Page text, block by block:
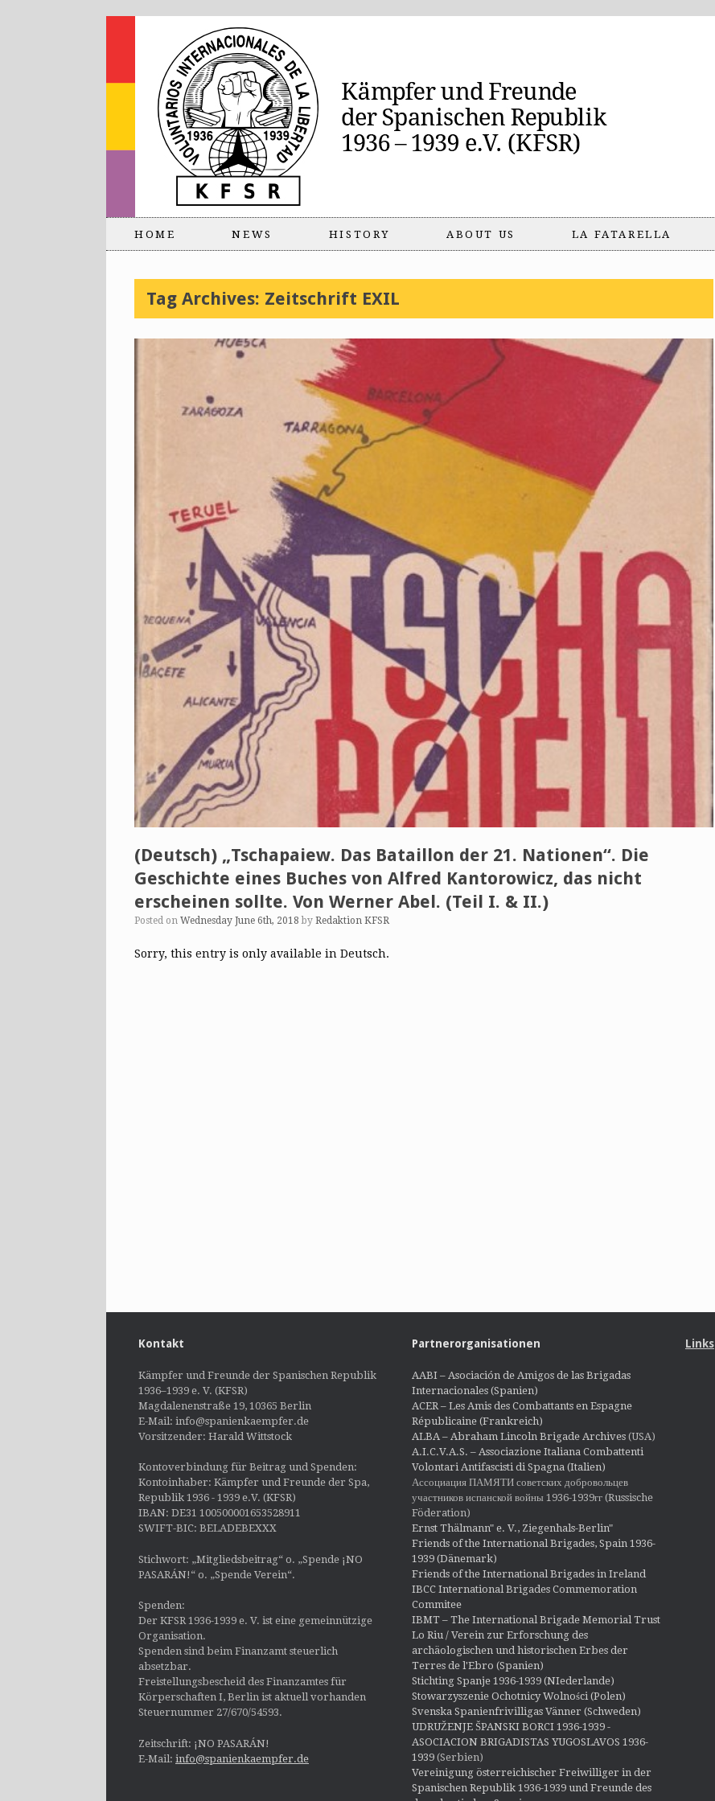
HOME NEWS HISTORY ABOUT US LA FATARELLA
Tag Archives: Zeitschrift EXIL
(Deutsch) „Tschapaiew. Das Bataillon der 21. Nationen“. Die
Geschichte eines Buches von Alfred Kantorowicz, das nicht
erscheinen sollte. Von Werner Abel. (Teil I. & II.)
Posted on Wednesday June 6th, 2018 by Redaktion KFSR
Sorry, this entry is only available in Deutsch.
Kontakt
Kämpfer und Freunde der Spanischen Republik
1936–1939 e. V. (KFSR)
Magdalenenstraße 19, 10365 Berlin
E-Mail: info@spanienkaempfer.de
Vorsitzender: Harald Wittstock
Kontoverbindung für Beitrag und Spenden:
Kontoinhaber: Kämpfer und Freunde der Spa,
Republik 1936 - 1939 e.V. (KFSR)
IBAN: DE31 100500001653528911
SWIFT-BIC: BELADEBEXXX
Stichwort: „Mitgliedsbeitrag“ o. „Spende ¡NO
PASARÁN!“ o. „Spende Verein“.
Spenden:
Der KFSR 1936-1939 e. V. ist eine gemeinnützige
Organisation.
Spenden sind beim Finanzamt steuerlich
absetzbar.
Freistellungsbescheid des Finanzamtes für
Körperschaften I, Berlin ist aktuell vorhanden
Steuernummer 27/670/54593.
Zeitschrift: ¡NO PASARÁN!
E-Mail: info@spanienkaempfer.de
Partnerorganisationen
AABI – Asociación de Amigos de las Brigadas
Internacionales (Spanien)
ACER – Les Amis des Combattants en Espagne
Républicaine (Frankreich)
ALBA – Abraham Lincoln Brigade Archives(USA)
A.I.C.V.A.S. – Associazione Italiana Combattenti
Volontari Antifascisti di Spagna (Italien)
Ассоциация ПАМЯТИ советских добровольцев
участников испанской войны 1936-1939гг (Russische
Föderation)
Ernst Thälmann" e. V., Ziegenhals-Berlin"
Friends of the International Brigades, Spain 1936-
1939 (Dänemark)
Friends of the International Brigades in Ireland
IBCC International Brigades Commemoration
Commitee
IBMT – The International Brigade Memorial Trust
Lo Riu / Verein zur Erforschung des
archäologischen und historischen Erbes der
Terres de l'Ebro (Spanien)
Stichting Spanje 1936-1939 (NIederlande)
Stowarzyszenie Ochotnicy Wolności (Polen)
Svenska Spanienfrivilligas Vänner (Schweden)
UDRUŽENJE ŠPANSKI BORCI 1936-1939 -
ASOCIACION BRIGADISTAS YUGOSLAVOS 1936-
1939(Serbien)
Vereinigung österreichischer Freiwilliger in der
Spanischen Republik 1936-1939 und Freunde des
Links